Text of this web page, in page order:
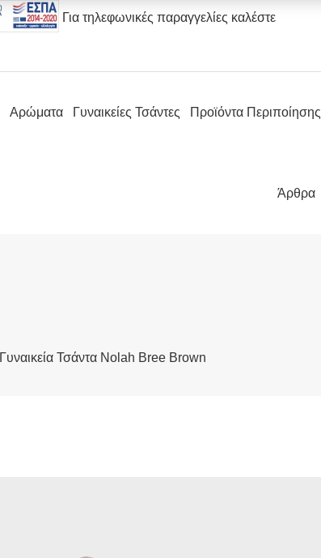
Για τηλεφωνικές παραγγελίες καλέστε
Αρώματα Γυναικείες Τσάντες Προϊόντα Περιποίησης
Άρθρα
Γυναικεία Τσάντα Nolah Bree Brown